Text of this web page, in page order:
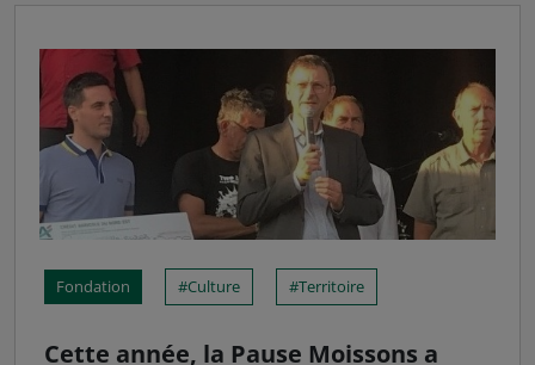
Fondation Culture Territoire
Cette année, la Pause Moissons a